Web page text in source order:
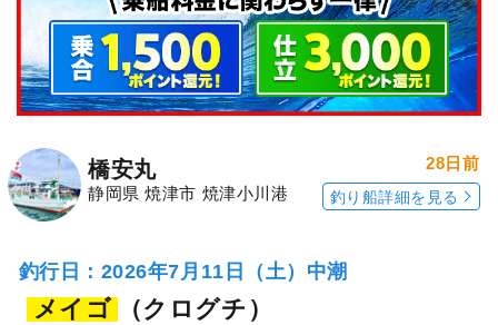
橋安丸
静岡県 焼津市 焼津小川港
28日前
釣り船詳細を見る
釣行日：2026年7月11日（土）中潮
メイゴ
（クログチ）